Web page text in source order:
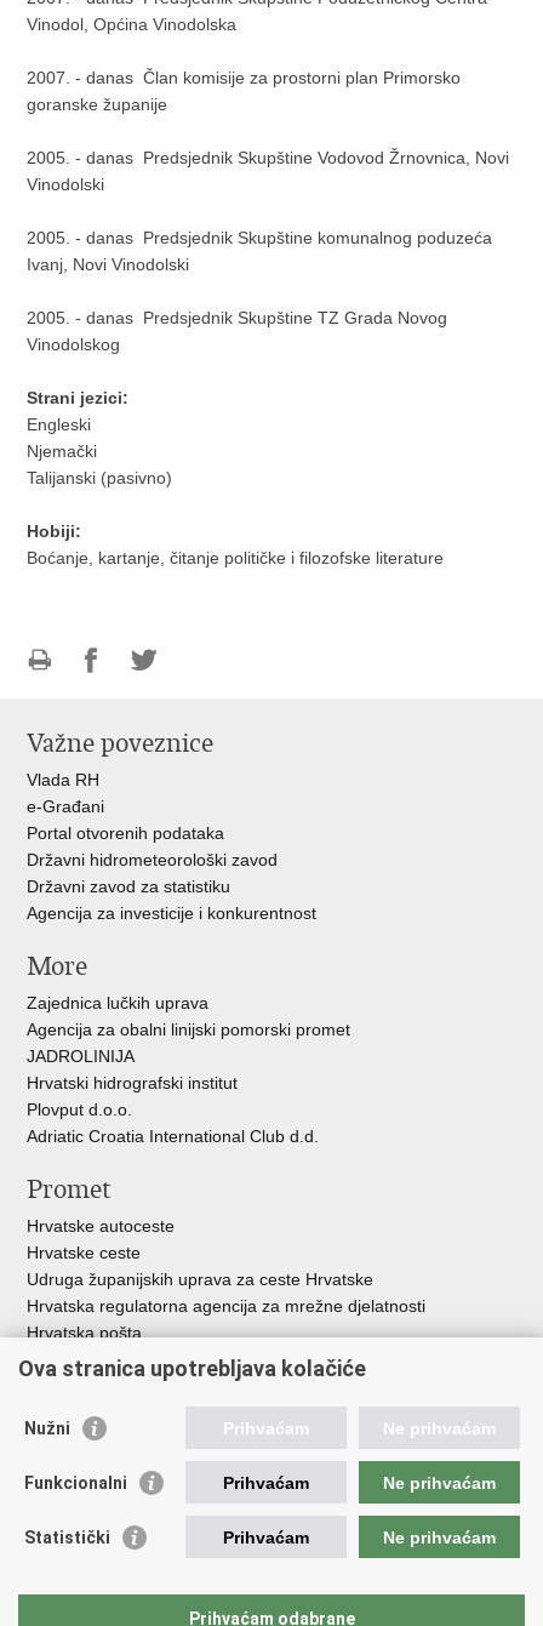
Vinodol, Općina Vinodolska
2007. - danas Član komisije za prostorni plan Primorsko
goranske županije
2005. - danas Predsjednik Skupštine Vodovod Žrnovnica, Novi
Vinodolski
2005. - danas Predsjednik Skupštine komunalnog poduzeća
Ivanj, Novi Vinodolski
2005. - danas Predsjednik Skupštine TZ Grada Novog
Vinodolskog
Strani jezici:
Engleski
Njemački
Talijanski (pasivno)
Hobiji:
Boćanje, kartanje, čitanje političke i filozofske literature
Facebooku
Twitteru
Važne poveznice
Vlada RH
e-Građani
Portal otvorenih podataka
Državni hidrometeorološki zavod
Državni zavod za statistiku
Agencija za investicije i konkurentnost
More
Zajednica lučkih uprava
Agencija za obalni linijski pomorski promet
JADROLINIJA
Hrvatski hidrografski institut
Plovput d.o.o.
Adriatic Croatia International Club d.d.
Promet
Hrvatske autoceste
Hrvatske ceste
Udruga županijskih uprava za ceste Hrvatske
Hrvatska regulatorna agencija za mrežne djelatnosti
Hrvatska pošta
HŽ Infrastruktura d.o.o.
HŽ putnički prijevoz
Agencija za regulaciju tržišta željezničkih usluga
Agencija za sigurnost željezničkog prometa
Međunarodna zračna luka Zagreb - Franjo Tuđman
Hrvatska agencija za civilno zrakoplovstvo
željezničkom prometu
Ova stranica upotrebljava kolačiće
Nužni Prihvaćam Ne prihvaćam
Funkcionalni Prihvaćam Ne prihvaćam
Statistički Prihvaćam Ne prihvaćam
Prihvaćam odabrane